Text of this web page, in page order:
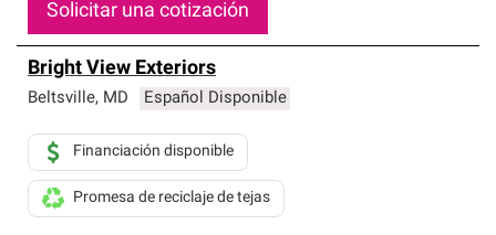
Solicitar una cotización
Bright View Exteriors
Beltsville, MD Español Disponible
Financiación disponible
Promesa de reciclaje de tejas